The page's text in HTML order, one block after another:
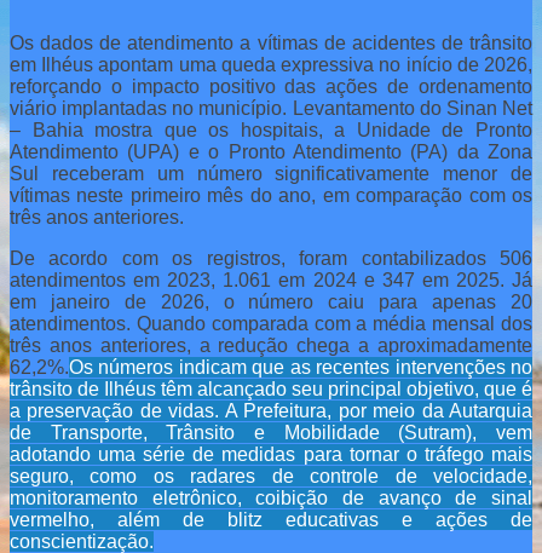
Os dados de atendimento a vítimas de acidentes de trânsito
em Ilhéus apontam uma queda expressiva no início de 2026,
reforçando o impacto positivo das ações de ordenamento
viário implantadas no município. Levantamento do Sinan Net
– Bahia mostra que os hospitais, a Unidade de Pronto
Atendimento (UPA) e o Pronto Atendimento (PA) da Zona
Sul receberam um número significativamente menor de
vítimas neste primeiro mês do ano, em comparação com os
três anos anteriores.
De acordo com os registros, foram contabilizados 506
atendimentos em 2023, 1.061 em 2024 e 347 em 2025. Já
em janeiro de 2026, o número caiu para apenas 20
atendimentos. Quando comparada com a média mensal dos
três anos anteriores, a redução chega a aproximadamente
62,2%.Os números indicam que as recentes intervenções no
trânsito de Ilhéus têm alcançado seu principal objetivo, que é
a preservação de vidas. A Prefeitura, por meio da Autarquia
de Transporte, Trânsito e Mobilidade (Sutram), vem
adotando uma série de medidas para tornar o tráfego mais
seguro, como os radares de controle de velocidade,
monitoramento eletrônico, coibição de avanço de sinal
vermelho, além de blitz educativas e ações de
conscientização.